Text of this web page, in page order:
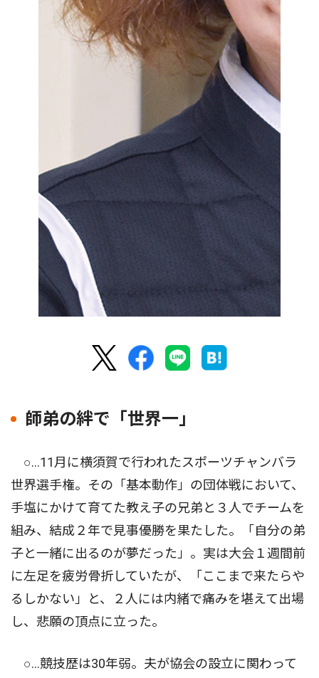
師弟の絆で「世界一」
○…11月に横須賀で行われたスポーツチャンバラ
世界選手権。その「基本動作」の団体戦において、
手塩にかけて育てた教え子の兄弟と３人でチームを
組み、結成２年で見事優勝を果たした。「自分の弟
子と一緒に出るのが夢だった」。実は大会１週間前
に左足を疲労骨折していたが、「ここまで来たらや
るしかない」と、２人には内緒で痛みを堪えて出場
し、悲願の頂点に立った。
○…競技歴は30年弱。夫が協会の設立に関わって